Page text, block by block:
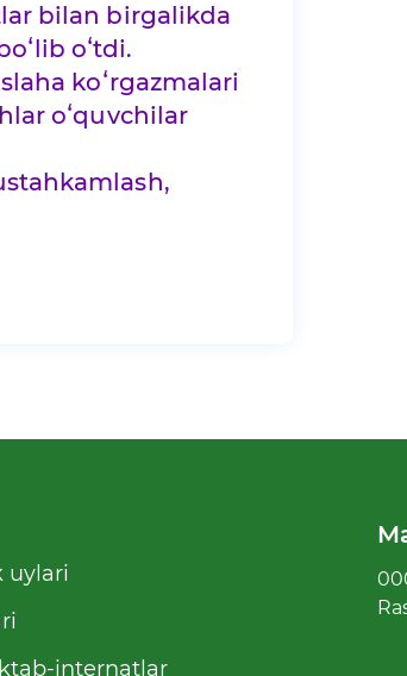
bilan birgalikda
oʻtdi.
koʻrgazmalari
oʻquvchilar
uylari
internatlar